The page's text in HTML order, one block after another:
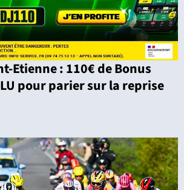
Etienne : 110€ de Bonus
pour parier sur la reprise